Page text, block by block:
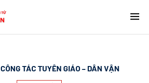
CÔNG TÁC TUYÊN GIÁO – DÂN VẬN